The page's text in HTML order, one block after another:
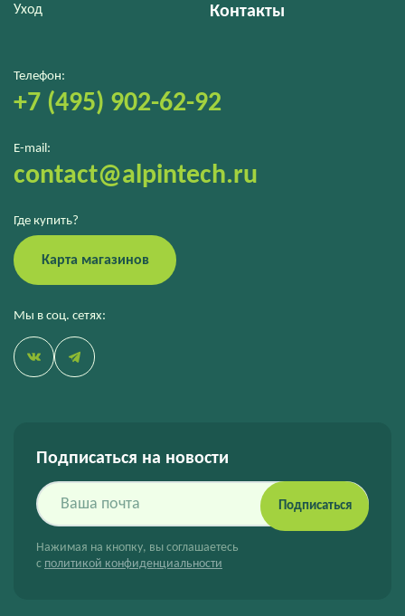
Телефон:
+7 (495) 902-62-92
E-mail:
contact@alpintech.ru
Мы в соц. сетях:
Где купить?
Карта магазинов
Уход
Контакты
Подписаться на новости
Подписаться
Нажимая на кнопку, вы соглашаетесь
с политикой конфиденциальности